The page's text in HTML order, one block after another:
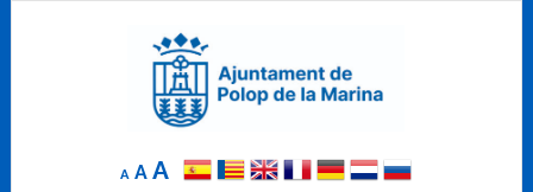
A
Reducir
elA Tamaño
AAumentar